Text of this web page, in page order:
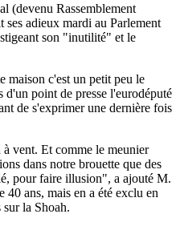
(devenu Rassemblement
adieux mardi au Parlement
son "inutilité" et le
maison c'est un petit peu le
point de presse l'eurodéputé
de s'exprimer une dernière fois
vent. Et comme le meunier
dans notre brouette que des
pour faire illusion", a ajouté M.
ans, mais en a été exclu en
sur la Shoah.